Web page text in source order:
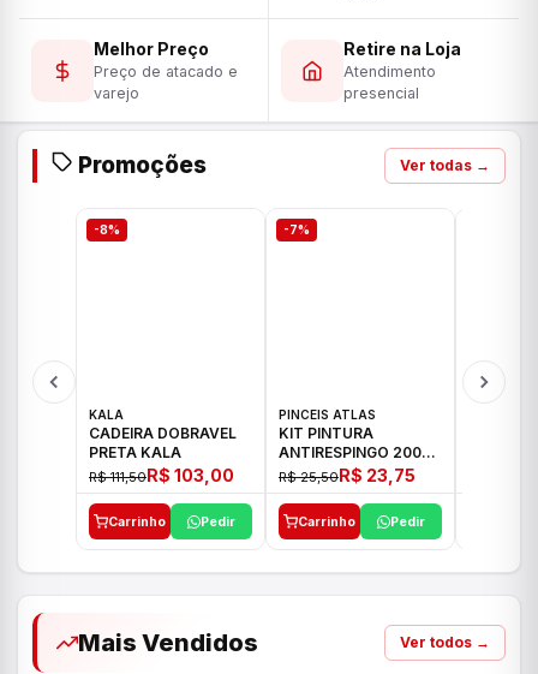
Melhor Preço
Preço de atacado e
varejo
Retire na Loja
Atendimento
presencial
Promoções Ver todas →
-8%
KALA
CADEIRA DOBRAVEL
PRETA KALA
R$ 111,50R$ 103,00
Carrinho Pedir
-7%
PINCEIS ATLAS
KIT PINTURA
ANTIRESPINGO 2003
ATLAS 03 PCS
R$ 25,50R$ 23,75
Carrinho Pedir
Mais Vendidos Ver todos →